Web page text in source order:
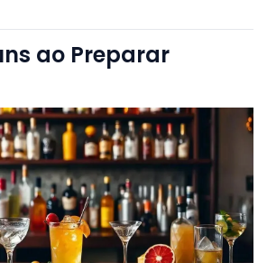
ao Preparar